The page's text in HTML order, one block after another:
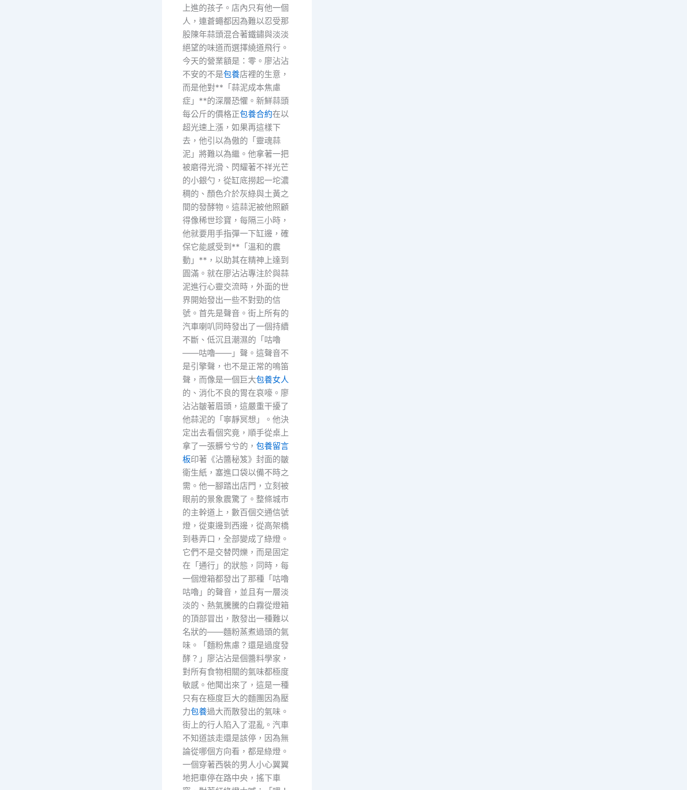
上進的孩子。店內只有他一個
人，連蒼蠅都因為難以忍受那
股陳年蒜頭混合著鐵鏽與淡淡
絕望的味道而選擇繞道飛行。
今天的營業額是：零。廖沾沾
不安的不是包養店裡的生意，
而是他對**「蒜泥成本焦慮
症」**的深層恐懼。新鮮蒜頭
每公斤的價格正包養合約在以
超光速上漲，如果再這樣下
去，他引以為傲的「靈魂蒜
泥」將難以為繼。他拿著一把
被磨得光滑、閃耀著不祥光芒
的小銀勺，從缸底撈起一坨濃
稠的、顏色介於灰綠與土黃之
間的發酵物。這蒜泥被他照顧
得像稀世珍寶，每隔三小時，
他就要用手指彈一下缸邊，確
保它能感受到**「溫和的震
動」**，以助其在精神上達到
圓滿。就在廖沾沾專注於與蒜
泥進行心靈交流時，外面的世
界開始發出一些不對勁的信
號。首先是聲音。街上所有的
汽車喇叭同時發出了一個持續
不斷、低沉且潮濕的「咕嚕
——咕嚕——」聲。這聲音不
是引擎聲，也不是正常的鳴笛
聲，而像是一個巨大包養女人
的、消化不良的胃在哀嚎。廖
沾沾皺著眉頭，這嚴重干擾了
他蒜泥的「寧靜冥想」。他決
定出去看個究竟，順手從桌上
拿了一張髒兮兮的， 包養留言
板印著《沾醬秘笈》封面的皺
衛生紙，塞進口袋以備不時之
需。他一腳踏出店門，立刻被
眼前的景象震驚了。整條城市
的主幹道上，數百個交通信號
燈，從東邊到西邊，從高架橋
到巷弄口，全部變成了綠燈。
它們不是交替閃爍，而是固定
在「通行」的狀態，同時，每
一個燈箱都發出了那種「咕嚕
咕嚕」的聲音，並且有一層淡
淡的、熱氣騰騰的白霧從燈箱
的頂部冒出，散發出一種難以
名狀的——麵粉蒸煮過頭的氣
味。「麵粉焦慮？還是過度發
酵？」廖沾沾是個醬料學家，
對所有食物相關的氣味都極度
敏感。他聞出來了，這是一種
只有在極度巨大的麵團因為壓
力包養過大而散發出的氣味。
街上的行人陷入了混亂。汽車
不知道該走還是該停，因為無
論從哪個方向看，都是綠燈。
一個穿著西裝的男人小心翼翼
地把車停在路中央，搖下車